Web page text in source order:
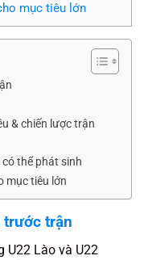
mục tiêu lớn
& chiến lược trận
thể phát sinh
mục tiêu lớn
trước trận
U22 Lào và U22